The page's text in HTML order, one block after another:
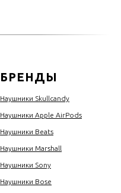
БРЕНДЫ
Наушники Skullcandy
Наушники Apple AirPods
Наушники Beats
Наушники Marshall
Наушники Sony
Наушники Bose